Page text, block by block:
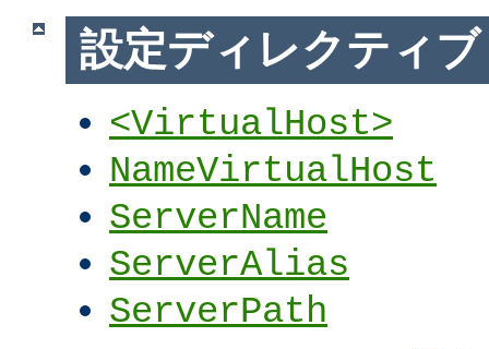
設定ディレクティブ
<VirtualHost>
NameVirtualHost
ServerName
ServerAlias
ServerPath